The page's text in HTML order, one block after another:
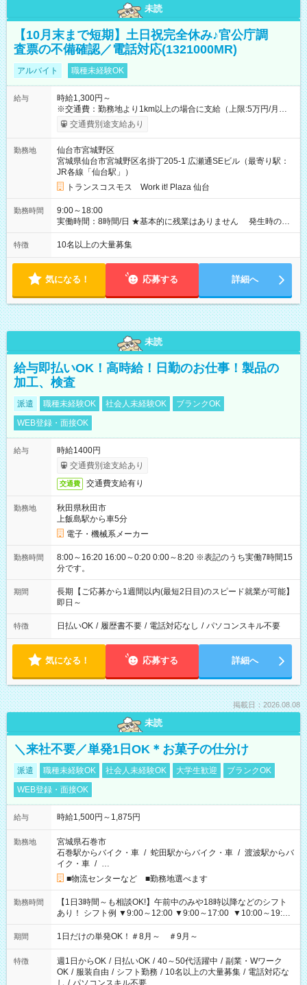
未読
【10月末まで短期】土日祝完全休み♪官公庁調
査票の不備確認／電話対応(1321000MR)
アルバイト 職種未経験OK
給与
時給1,300円～
※交通費：勤務地より1km以上の場合に支給（上限:5万円/月・
2,500円/日） ※残業代：残業発生時は1分単位で支給 ※研修中の
給与変動なし ＜ 収入例 ＞ ■週5日勤務の場合… 月収22万8,800
4日勤務の場合… 月収16万6,400円以上可能 ※交通費別途支給
（時給1,300円×8時間×16日） 【試用期間】試用期間なし
交通費別途支給あり
勤務地
仙台市宮城野区
宮城県仙台市宮城野区名掛丁205-1 広瀬通SEビル（最寄り駅：
JR各線「仙台駅」）
トランスコスモス Work it! Plaza 仙台
勤務時間
9:00～18:00
実働時間：8時間/日 ★基本的に残業はありません 発生時の残
業代は1分単位で支給いたします
特徴 10名以上の大量募集
気になる！ 応募する 詳細へ
未読
給与即払いOK！高時給！日勤のお仕事！製品の
加工、検査
派遣 職種未経験OK 社会人未経験OK
ブランクOK
WEB登録・面接OK
給与
時給1400円
交通費別途支給あり
交通費 交通費支給有り
勤務地
秋田県秋田市
上飯島駅から車5分
電子・機械系メーカー
勤務時間
8:00～16:20 16:00～0:20 0:00～8:20 ※表記のうち実働7時間15
分です。
期間
長期【ご応募から1週間以内(最短2日目)のスピード就業が可能】
即日～
特徴 日払いOK / 履歴書不要 / 電話対応なし / パソコンスキル不要
気になる！ 応募する 詳細へ
掲載日：2026.08.08
未読
＼来社不要／単発1日OK＊お菓子の仕分け
派遣 職種未経験OK 社会人未経験OK 大学生歓迎
ブランクOK
WEB登録・面接OK
給与 時給1,500円～1,875円
勤務地
宮城県石巻市
石巻駅からバイク・車 / 蛇田駅からバイク・車 / 渡波駅からバ
イク・車 / …
■物流センターなど ■勤務地選べます
勤務時間
【1日3時間～も相談OK!】午前中のみや18時以降などのシフト
あり！ シフト例 ▼9:00～12:00 ▼9:00～17:00 ▼10:00～19:00
▼18:00～21:00
期間 1日だけの単発OK！＃8月～ ＃9月～
特徴 週1日からOK / 日払いOK / 40～50代活躍中 / 副業・Wワーク
OK / 服装自由 / シフト勤務 / 10名以上の大量募集 / 電話対応な
し / パソコンスキル不要